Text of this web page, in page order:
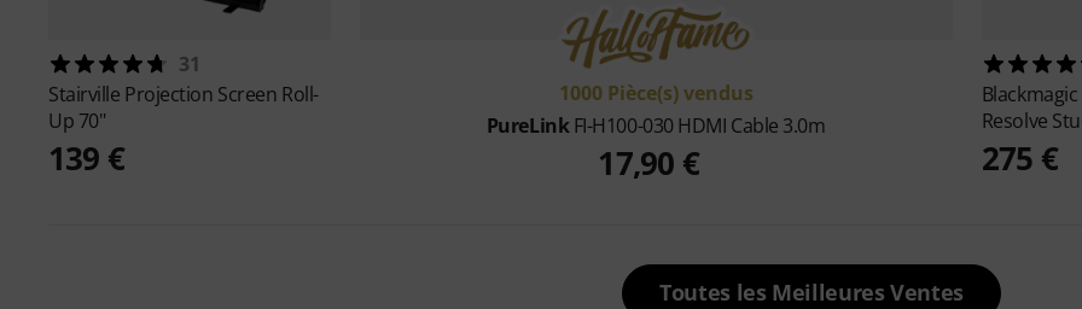
31
Stairville Projection Screen Roll-
Up 70"
139 €
1000 Pièce(s) vendus
PureLinkFI-H100-030 HDMI Cable 3.0m
17,90 €
Resolve
275 €
Toutes les Meilleures Ventes